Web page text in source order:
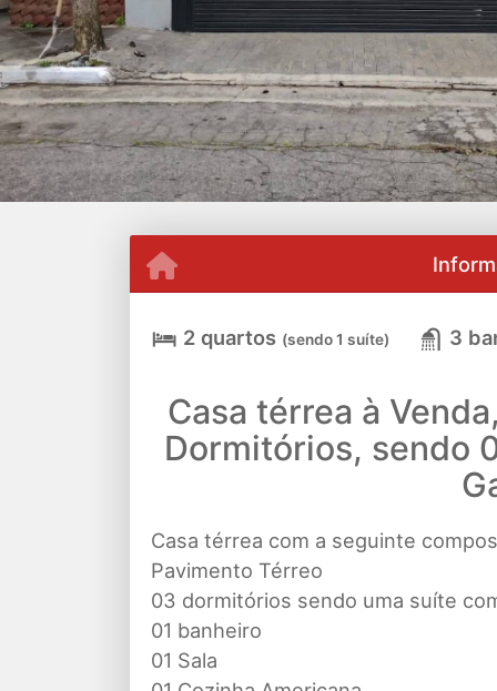
2 quartos (sendo 1 suíte) 3
Casa térrea à
Dormitórios, sendo
Casa térrea com a seguinte
Pavimento Térreo
03 dormitórios sendo uma suíte
01 banheiro
01 Sala